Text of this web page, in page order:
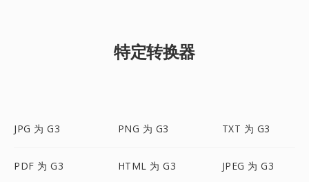
特定转换器
JPG 为 G3 PNG 为 G3 TXT 为 G3
PDF 为 G3 HTML 为 G3 JPEG 为 G3